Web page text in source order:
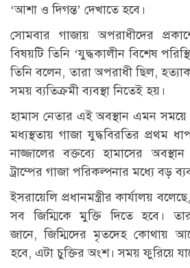
‘আশা ও দিগন্ত’ দেখাতে হবে।
সোমবার গাজায় অপরাধীদের
বিষয়টি তিনি ‘যুদ্ধকালীন বিশেষ
তিনি বলেন, তারা অপরাধী ছিল,
সময় ব্যতিক্রমী ব্যবস্থা নিতেই হয়।
হামাস নেতার এই অবস্থান এমন সময়ে
মধ্যস্থতায় গাজা যুদ্ধবিরতির প্রথম
নাজ্জালের বক্তব্যে হামাসের
ট্রাম্পের গাজা পরিকল্পনার মধ্যে বড়
ইসরায়েলি প্রধানমন্ত্রীর কার্যালয়
সব জিম্মিকে মুক্তি দিতে হবে।
জানে, জিম্মিদের মৃতদেহ কোথায়
হবে, এটা চুক্তির অংশ। সময় ফুরিয়ে